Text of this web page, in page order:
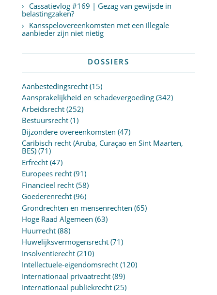
Cassatievlog #169 | Gezag van gewijsde in
belastingzaken?
Kansspelovereenkomsten met een illegale
aanbieder zijn niet nietig
DOSSIERS
Aanbestedingsrecht(15)
Aansprakelijkheid en schadevergoeding(342)
Arbeidsrecht(252)
Bestuursrecht(1)
Bijzondere overeenkomsten (47)
Caribisch recht (Aruba, Curaçao en Sint Maarten,
BES)(71)
Erfrecht(47)
Europees recht(91)
Financieel recht(58)
Goederenrecht(96)
Grondrechten en mensenrechten (65)
Hoge Raad Algemeen (63)
Huurrecht(88)
Huwelijksvermogensrecht(71)
Insolventierecht(210)
Intellectuele-eigendomsrecht(120)
Internationaal privaatrecht(89)
Internationaal publiekrecht(25)